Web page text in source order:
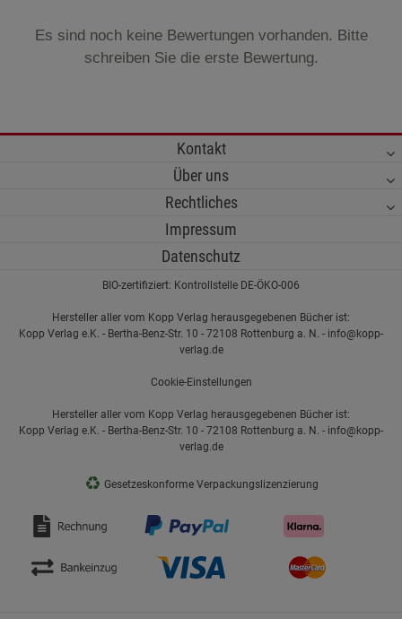
Es sind noch keine Bewertungen vorhanden. Bitte
schreiben Sie die erste Bewertung.
Kontakt
Über uns
Rechtliches
Impressum
Datenschutz
BIO-zertifiziert: Kontrollstelle DE-ÖKO-006
Hersteller aller vom Kopp Verlag herausgegebenen Bücher ist:
Kopp Verlag e.K. - Bertha-Benz-Str. 10 - 72108 Rottenburg a. N. - info@kopp-
verlag.de
Cookie-Einstellungen
Hersteller aller vom Kopp Verlag herausgegebenen Bücher ist:
Kopp Verlag e.K. - Bertha-Benz-Str. 10 - 72108 Rottenburg a. N. - info@kopp-
verlag.de
♻ Gesetzeskonforme Verpackungslizenzierung